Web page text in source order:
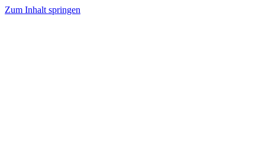
Zum Inhalt springen